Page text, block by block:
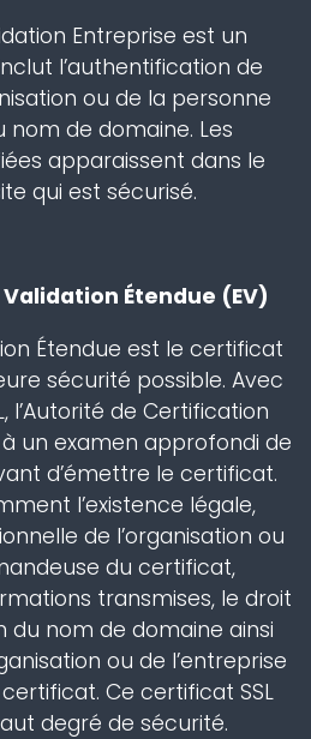
Entreprise est un
l’authentification de
ou de la personne
de domaine. Les
apparaissent dans le
qui est sécurisé.
Étendue (EV)
Étendue est le certificat
sécurité possible. Avec
l’Autorité de Certification
un examen approfondi de
d’émettre le certificat.
l’existence légale,
de l’organisation ou
du certificat,
transmises, le droit
du nom de domaine ainsi
ou de l’entreprise
Ce certificat SSL
degré de sécurité.